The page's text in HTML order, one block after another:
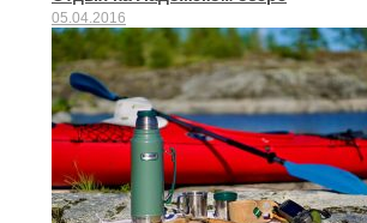
05.04.2016